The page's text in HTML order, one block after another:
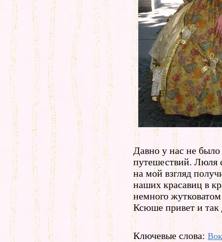
Давно у нас не было
путешествий. Люля
на мой взгляд
наших красавиц в
немного
Ксюше привет и так
Ключевые слова: